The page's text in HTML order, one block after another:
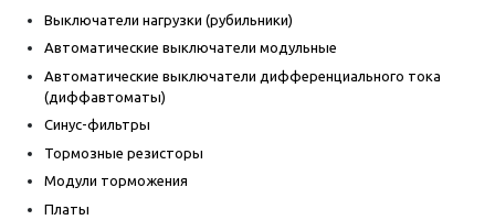
Выключатели нагрузки (рубильники)
Автоматические выключатели модульные
Автоматические выключатели дифференциального тока
(диффавтоматы)
Синус-фильтры
Тормозные резисторы
Модули торможения
Платы